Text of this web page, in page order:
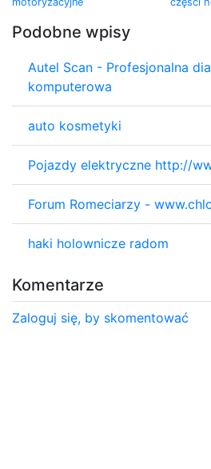
Podobne wpisy
Autel Scan - Profesjonalna
komputerowa
auto kosmetyki
Pojazdy elektryczne http://
Forum Romeciarzy -
haki holownicze radom
Komentarze
Zaloguj się, by skomentować